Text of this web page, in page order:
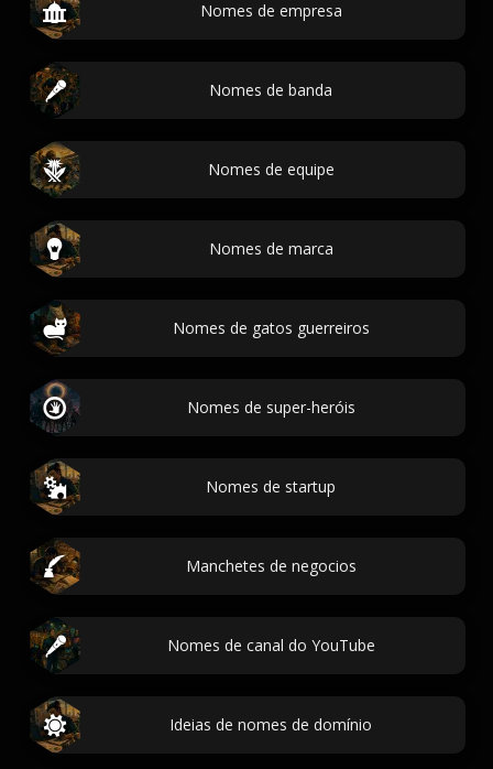
Nomes de empresa
Nomes de banda
Nomes de equipe
Nomes de marca
Nomes de gatos guerreiros
Nomes de super-heróis
Nomes de startup
Manchetes de negocios
Nomes de canal do YouTube
Ideias de nomes de domínio